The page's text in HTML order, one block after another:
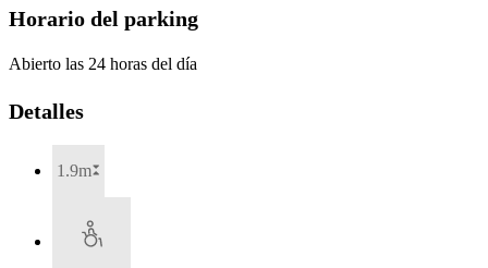
Horario del parking
Abierto las 24 horas del día
Detalles
1.9m